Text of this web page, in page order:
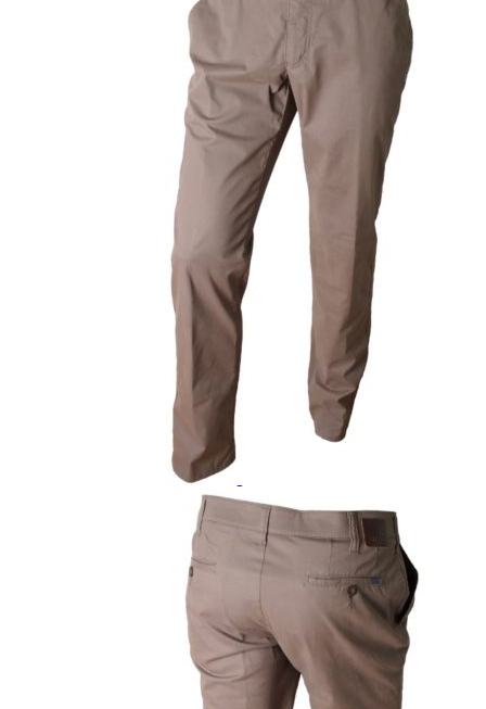
Puvuntakit ja blazerit
Miesten housut
Miesten farkut
Miesten collegehousut
Miesten shortsit
Miesten asusteet
Vyöt ja olkaimet
Solmiot, rusetit ja taskuliinat
Miesten päähineet, huivit ja käsineet
Miesten yöasut ja alusvaatteet
Miesten alusvaatteet
Miesten sukat
Miesten yöasut
Miesten aamutakit ja kylpytakit
Miesten takit
Miesten nahkatakit
Miesten kevät-ja syystakit
Miesten villakangastakit
Miesten talvitakit
Naisten paidat
Naisten colleget
Paidat, tunikat ja jakut
Trikoopaidat
Naisten puserot
Tunikat
Jakut ja liivit
Naisten neuleet
Naisten neuletakit
Naisten neulepuserot
Naisten mekot ja hameet